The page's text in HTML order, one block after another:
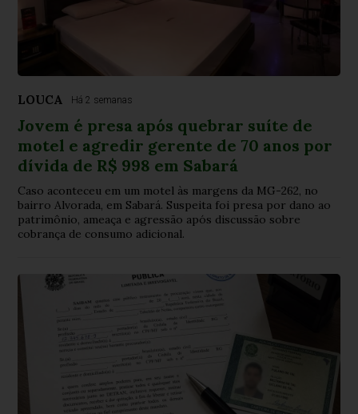
LOUCA Há 2 semanas
Jovem é presa após quebrar suíte de
motel e agredir gerente de 70 anos por
dívida de R$ 998 em Sabará
Caso aconteceu em um motel às margens da MG-262, no
bairro Alvorada, em Sabará. Suspeita foi presa por dano ao
patrimônio, ameaça e agressão após discussão sobre
cobrança de consumo adicional.